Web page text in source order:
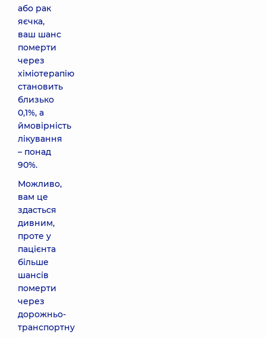
або рак
яєчка,
ваш шанс
померти
через
хіміотерапію
становить
близько
0,1%, а
ймовірність
лікування
– понад
90%.
Можливо,
вам це
здасться
дивним,
проте у
пацієнта
більше
шансів
померти
через
дорожньо-
транспортну